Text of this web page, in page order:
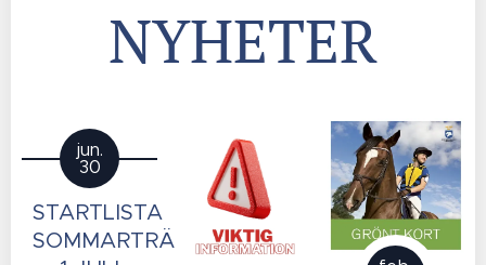
NYHETER
jun.
30
STARTLISTA
SOMMARTRÄNING